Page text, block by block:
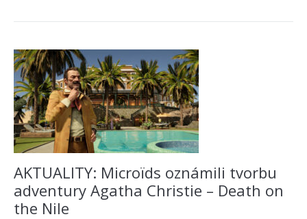
AKTUALITY: Microïds oznámili tvorbu
adventury Agatha Christie – Death on
the Nile